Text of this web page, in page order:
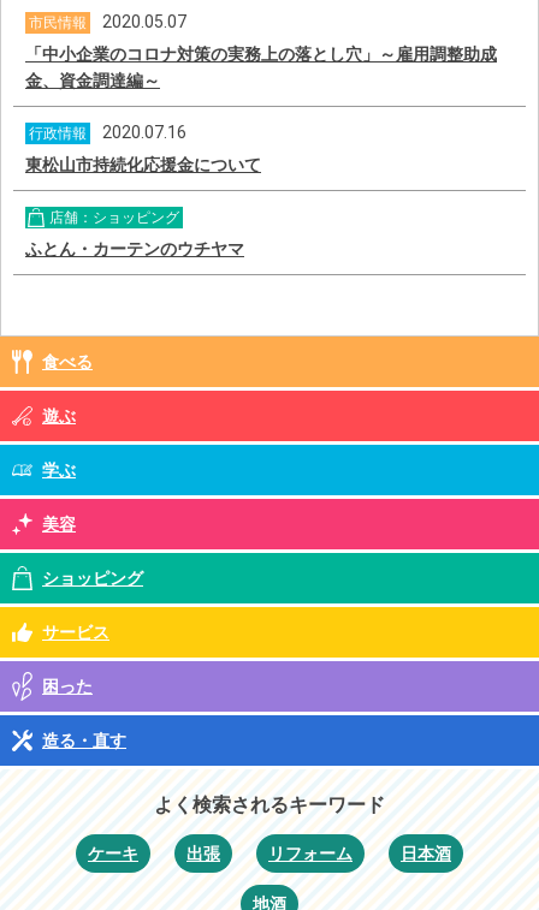
市民情報
2020.05.07
「中小企業のコロナ対策の実務上の落とし穴」～雇用調整助成
金、資金調達編～
行政情報
2020.07.16
東松山市持続化応援金について
店舗：ショッピング
ふとん・カーテンのウチヤマ
食べる
遊ぶ
学ぶ
美容
ショッピング
サービス
困った
造る・直す
よく検索されるキーワード
ケーキ 出張 リフォーム 日本酒
地酒